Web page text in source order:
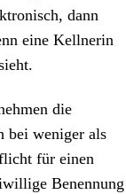
dann
eine Kellnerin
die
bei weniger als
für einen
Benennung